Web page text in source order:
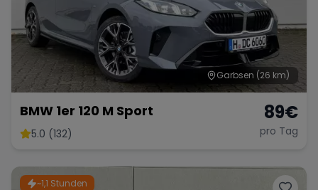
Garbsen (26 km)
BMW 1er 120 M Sport
5.0 (132)
89€
pro Tag
~1,1 Stunden